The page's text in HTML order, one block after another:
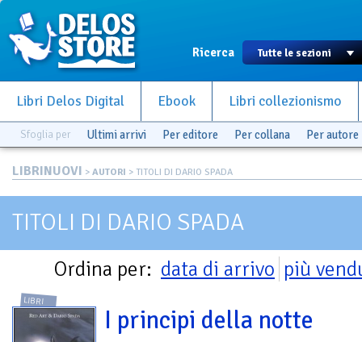
Ricerca
Libri Delos Digital Ebook Libri collezionismo
Sfoglia per Ultimi arrivi Per editore Per collana Per autore
LIBRINUOVI > AUTORI > TITOLI DI DARIO SPADA
TITOLI DI DARIO SPADA
Ordina per: data di arrivo più
LIBRI
I principi della notte